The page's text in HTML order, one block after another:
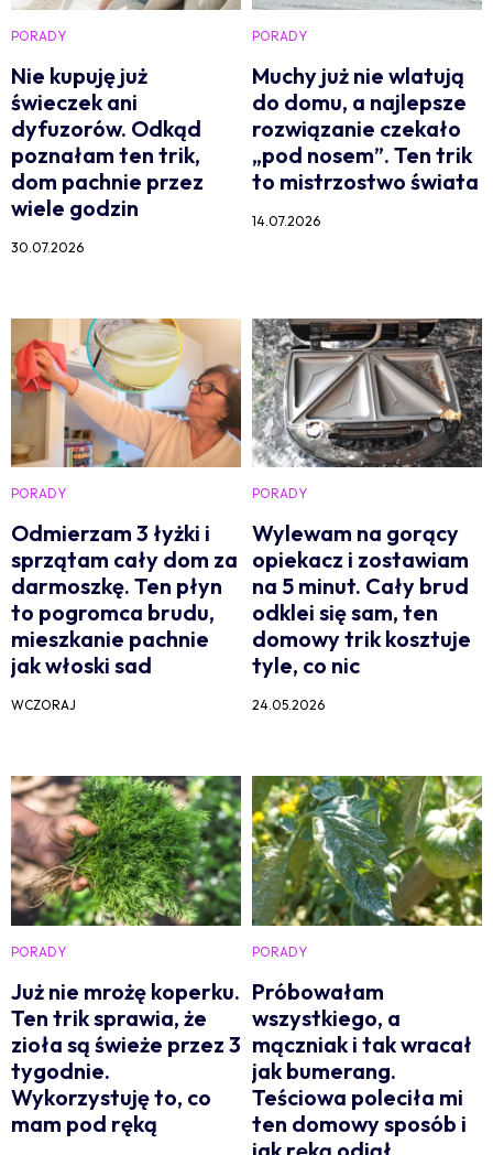
PORADY
Nie kupuję już
świeczek ani
dyfuzorów. Odkąd
poznałam ten trik,
dom pachnie przez
wiele godzin
30.07.2026
PORADY
Muchy już nie wlatują
do domu, a najlepsze
rozwiązanie czekało
„pod nosem”. Ten trik
to mistrzostwo świata
14.07.2026
PORADY
Odmierzam 3 łyżki i
sprzątam cały dom za
darmoszkę. Ten płyn
to pogromca brudu,
mieszkanie pachnie
jak włoski sad
WCZORAJ
PORADY
Wylewam na gorący
opiekacz i zostawiam
na 5 minut. Cały brud
odklei się sam, ten
domowy trik kosztuje
tyle, co nic
24.05.2026
PORADY
Już nie mrożę koperku.
Ten trik sprawia, że
zioła są świeże przez 3
tygodnie.
Wykorzystuję to, co
mam pod ręką
PORADY
Próbowałam
wszystkiego, a
mączniak i tak wracał
jak bumerang.
Teściowa poleciła mi
ten domowy sposób i